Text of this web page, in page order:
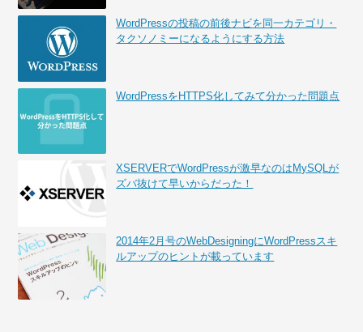
WordPressの投稿の前後ナビを同一カテゴリ・
タクソノミーになるようにする方法
WordPressをHTTPS化してみて分かった問題点
XSERVERでWordPressが激早なのはMySQLが
ズバ抜けて早いからだった！
2014年2月号のWebDesigningにWordPressスキ
ルアップのヒントが載っています